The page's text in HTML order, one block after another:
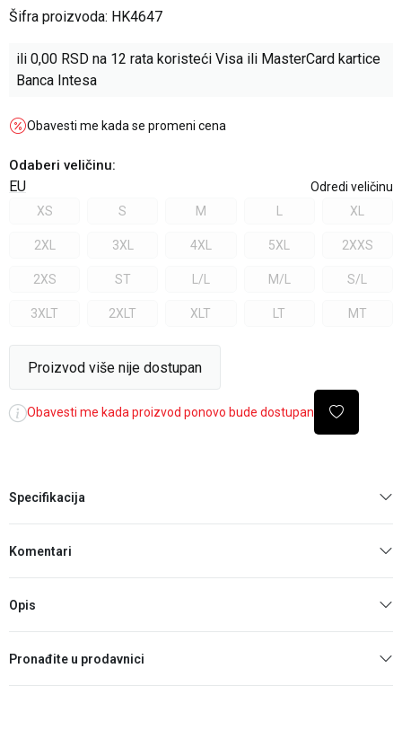
Šifra proizvoda: HK4647
ili 0,00 RSD na 12 rata koristeći Visa ili MasterCard kartice
Banca Intesa
Obavesti me kada se promeni cena
Odaberi veličinu:
EU
Odredi veličinu
XS
S M XL
2XL 3XL 4XL 5XL 2XXS
2XS ST L/L M/L S/L
3XLT 2XLT XLT LT MT
Proizvod više nije dostupan
Obavesti me kada proizvod ponovo bude dostupan
Specifikacija
Komentari
Opis
Pronađite u prodavnici